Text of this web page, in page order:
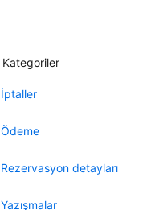
Kategoriler
İptaller
Ödeme
Rezervasyon detayları
Yazışmalar